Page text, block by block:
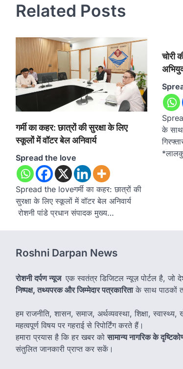
Related Posts
गर्मी का कहर: छात्रों की सुरक्षा के लिए
स्कूलों में वॉटर बेल अनिवार्य
Spread the love
Spread the loveगर्मी का कहर: छात्रों की
सुरक्षा के लिए स्कूलों में वॉटर बेल अनिवार्य
रोशनी पांडे प्रधान संपादक मुख्य…
चोरी
के
Roshni Darpan News
रोशनी दर्पण न्यूज एक स्वतंत्र डिजिटल न्यूज़ पोर्टल है, जो
निष्पक्ष, तथ्यपरक और जिम्मेदार पत्रकारिताके साथ पाठकों
हम राजनीति, शासन, समाज, अर्थव्यवस्था, शिक्षा,
महत्वपूर्ण विषय पर गहराई से रिपोर्टिंग करते हैं।
हमारा प्रयास है कि हर खबर कोसामान्य नागरिक के
संतुलित जानकारी प्राप्त कर सकें।